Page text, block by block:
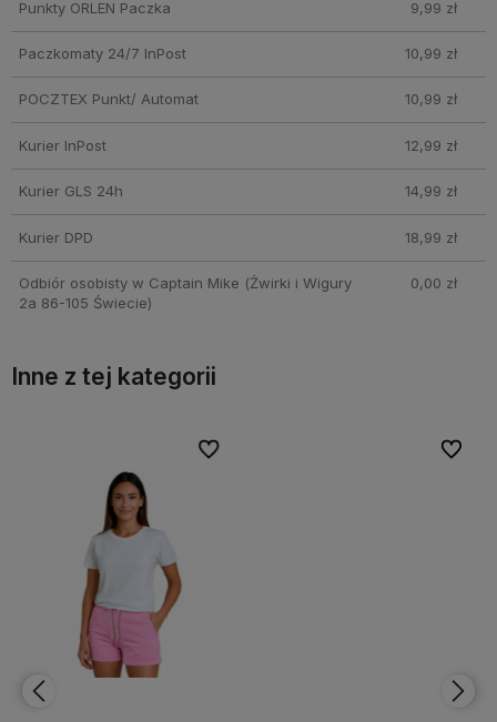
Punkty ORLEN Paczka 9,99 zł
Paczkomaty 24/7 InPost 10,99 zł
POCZTEX Punkt/ Automat 10,99 zł
Kurier InPost 12,99 zł
Kurier GLS 24h 14,99 zł
Kurier DPD 18,99 zł
Odbiór osobisty w Captain Mike (Żwirki i Wigury
2a 86-105 Świecie)
0,00 zł
Inne z tej kategorii
Do ulubionych
Do ulubionych Do
Do